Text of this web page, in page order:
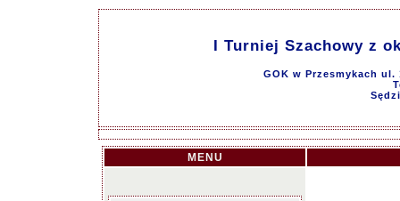
I Turniej Szachowy z
GOK w Przesmykach ul.
MENU